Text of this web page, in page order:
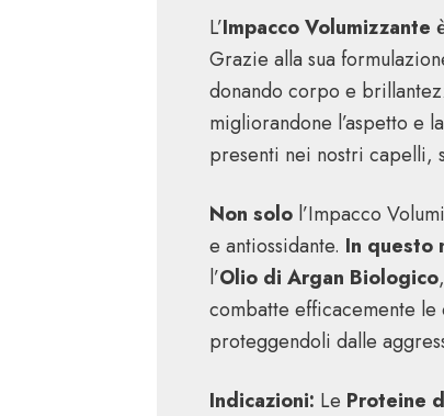
L’Impacco Volumizzante
Grazie alla sua
donando corpo e
migliorandone l’aspetto e
presenti nei nostri capelli,
Non solol’Impacco
e antiossidante. In questo
l’Olio di Argan Biologico
combatte efficacemente
proteggendoli dalle
Indicazioni: Le Proteine